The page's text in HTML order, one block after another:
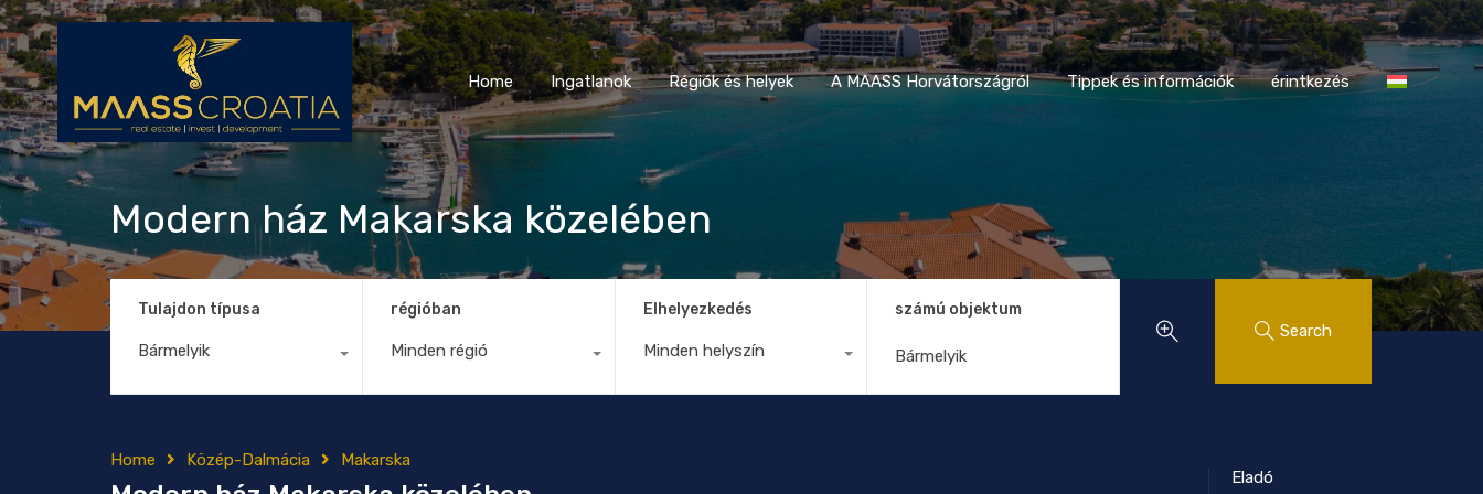
Home Ingatlanok Régiók és helyek A MAASS Horvátországról Tippek és információk érintkezés
Home Ingatlanok Régiók és helyek A MAASS Horvátországról Tippek és információk érintkezés
Modern ház Makarska közelében
Tulajdon típusa
Bármelyik
régióban
Minden régió
Elhelyezkedés
Minden helyszín
számú objektum
Search
Home Közép-Dalmácia Makarska
Eladó